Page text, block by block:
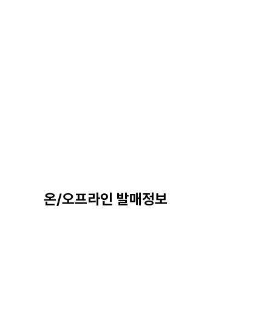
온/오프라인 발매정보